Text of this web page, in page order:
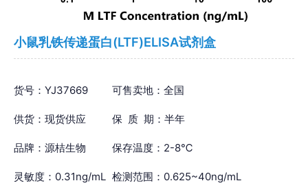
小鼠乳铁传递蛋白(LTF)ELISA试剂盒
货号：YJ37669 可售卖地：全国
供货：现货供应 保 质 期：半年
品牌：源桔生物 保存温度：2-8℃
灵敏度：0.31ng/mL 检测范围：0.625~40ng/mL